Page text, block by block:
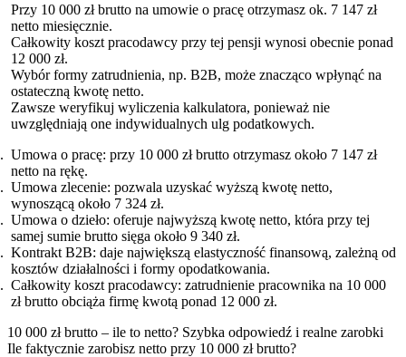
Przy 10 000 zł brutto na umowie o pracę otrzymasz ok. 7 147 zł
netto miesięcznie.
Całkowity koszt pracodawcy przy tej pensji wynosi obecnie ponad
12 000 zł.
Wybór formy zatrudnienia, np. B2B, może znacząco wpłynąć na
ostateczną kwotę netto.
Zawsze weryfikuj wyliczenia kalkulatora, ponieważ nie
uwzględniają one indywidualnych ulg podatkowych.
Umowa o pracę: przy 10 000 zł brutto otrzymasz około 7 147 zł
netto na rękę.
Umowa zlecenie: pozwala uzyskać wyższą kwotę netto,
wynoszącą około 7 324 zł.
Umowa o dzieło: oferuje najwyższą kwotę netto, która przy tej
samej sumie brutto sięga około 9 340 zł.
Kontrakt B2B: daje największą elastyczność finansową, zależną od
kosztów działalności i formy opodatkowania.
Całkowity koszt pracodawcy: zatrudnienie pracownika na 10 000
zł brutto obciąża firmę kwotą ponad 12 000 zł.
10 000 zł brutto – ile to netto? Szybka odpowiedź i realne zarobki
Ile faktycznie zarobisz netto przy 10 000 zł brutto?